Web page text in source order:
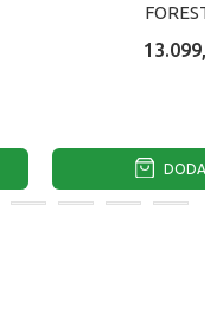
FOREST
DODAJ